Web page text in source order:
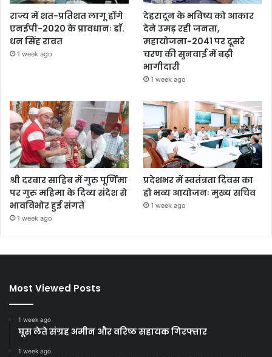
राज्य में शत-प्रतिशत लागू होंगे
एनईपी-2020 के प्रावधानः डाॅ.
धन सिंह रावत
1 week ago
देहरादून के भविष्य को आकार
देने उमड़ रही जनता,
महायोजना-2041 पर दूसरे
चरण की सुनवाई में बढ़ी
भागीदारी
1 week ago
श्री दरबार साहिब में गुरु पूर्णिमा
पर गुरु महिमा के दिव्य संदेश से
भावविभोर हुई संगतें
1 week ago
प्रदेशभर में स्वतंत्रता दिवस का
हो भव्य आयोजनः मुख्य सचिव
1 week ago
Most Viewed Posts
1 week ago
घूस लेते संग्रह अमीन और वरिष्ठ सहायक गिरफ्तार
1 week ago